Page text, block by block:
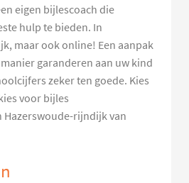
eigen bijlescoach die
hulp te bieden. In
maar ook online! Een aanpak
garanderen aan uw kind
zeker ten goede. Kies
voor bijles
rijndijk van